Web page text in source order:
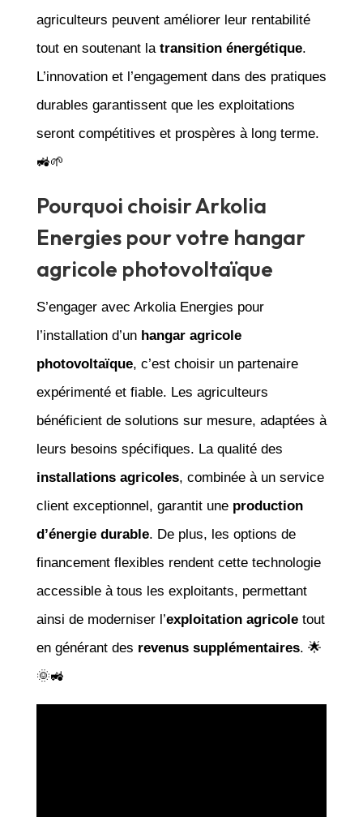
agriculteurs peuvent améliorer leur rentabilité
tout en soutenant la transition énergétique.
L’innovation et l’engagement dans des pratiques
durables garantissent que les exploitations
seront compétitives et prospères à long terme.
🚜🌱
Pourquoi choisir Arkolia
Energies pour votre hangar
agricole photovoltaïque
S’engager avec Arkolia Energies pour
l’installation d’un hangar agricole
photovoltaïque, c’est choisir un partenaire
expérimenté et fiable. Les agriculteurs
bénéficient de solutions sur mesure, adaptées à
leurs besoins spécifiques. La qualité des
installations agricoles, combinée à un service
client exceptionnel, garantit une production
d’énergie durable. De plus, les options de
financement flexibles rendent cette technologie
accessible à tous les exploitants, permettant
ainsi de moderniser l’exploitation agricoletout
en générant des revenus supplémentaires. 🌟
🌞🚜